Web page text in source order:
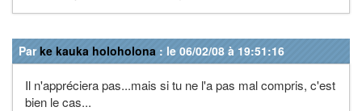
Parke kauka holoholona : le 06/02/08 à 19:51:16
Il n'appréciera pas...mais si tu ne l'a pas mal compris, c'est
bien le cas...